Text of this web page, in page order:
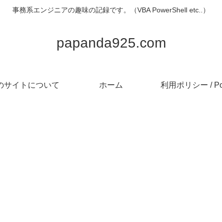
事務系エンジニアの趣味の記録です。（VBA PowerShell etc..）
papanda925.com
サイトについて ホーム 利用ポリシー /